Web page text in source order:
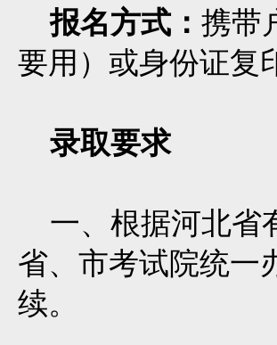
报名方式： 携带
要用）或身份证复
录取要求
一、根据河北省
省、市考试院统一
续。